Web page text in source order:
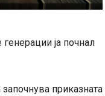
генерации ја почнал
приказната